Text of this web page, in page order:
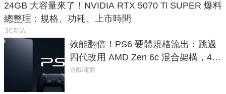
24GB 大容量來了！NVIDIA RTX 5070 Ti SUPER 爆料
總整理：規格、功耗、上市時間
3C新品
效能翻倍！PS6 硬體規格流出：跳過
四代改用 AMD Zen 6c 混合架構，4K
120fps 與全光追時代來臨
遊戲/電競